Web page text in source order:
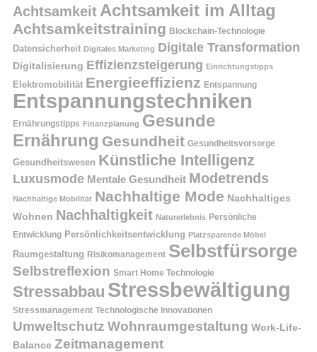
Achtsamkeit Achtsamkeit im Alltag
Achtsamkeitstraining Blockchain-Technologie
Datensicherheit Digitales Marketing Digitale Transformation
Digitalisierung Effizienzsteigerung Einrichtungstipps
Elektromobilität Energieeffizienz Entspannung
Entspannungstechniken
Ernährungstipps Finanzplanung Gesunde
Ernährung Gesundheit Gesundheitsvorsorge
Gesundheitswesen Künstliche Intelligenz
Luxusmode Mentale Gesundheit Modetrends
Nachhaltige Mobilität Nachhaltige Mode Nachhaltiges
Wohnen Nachhaltigkeit Naturerlebnis Persönliche
Entwicklung Persönlichkeitsentwicklung Platzsparende Möbel
Raumgestaltung Risikomanagement Selbstfürsorge
Selbstreflexion Smart Home Technologie
Stressabbau Stressbewältigung
Stressmanagement Technologische Innovationen
Umweltschutz Wohnraumgestaltung Work-Life-
Balance Zeitmanagement